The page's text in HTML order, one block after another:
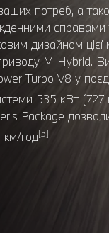
потреб, а
дизайном цієї
M Hybrid.
Turbo V8 у
535 кВт (727
Package
км/год[3].